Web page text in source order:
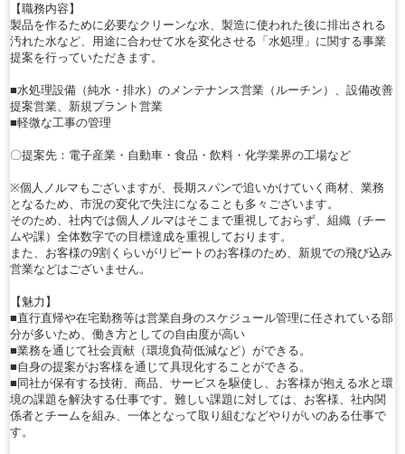
【職務内容】
製品を作るために必要なクリーンな水、製造に使われた後に排出される
汚れた水など、用途に合わせて水を変化させる「水処理」に関する事業
提案を行っていただきます。
■水処理設備（純水・排水）のメンテナンス営業（ルーチン）、設備改善
提案営業、新規プラント営業
■軽微な工事の管理
〇提案先：電子産業・自動車・食品・飲料・化学業界の工場など
※個人ノルマもございますが、長期スパンで追いかけていく商材、業務
となるため、市況の変化で失注になることも多々ございます。
そのため、社内では個人ノルマはそこまで重視しておらず、組織（チー
ムや課）全体数字での目標達成を重視しております。
また、お客様の9割くらいがリピートのお客様のため、新規での飛び込み
営業などはございません。
【魅力】
■直行直帰や在宅勤務等は営業自身のスケジュール管理に任されている部
分が多いため、働き方としての自由度が高い
■業務を通じて社会貢献（環境負荷低減など）ができる。
■自身の提案がお客様を通じて具現化することができる。
■同社が保有する技術、商品、サービスを駆使し、お客様が抱える水と環
境の課題を解決する仕事です。難しい課題に対しては、お客様、社内関
係者とチームを組み、一体となって取り組むなどやりがいのある仕事で
す。